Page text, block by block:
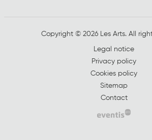
Copyright © 2026 Les Arts. All
Legal notice
Privacy policy
Cookies policy
Sitemap
Contact